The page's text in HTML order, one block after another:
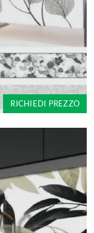
RICHIEDI PREZZO